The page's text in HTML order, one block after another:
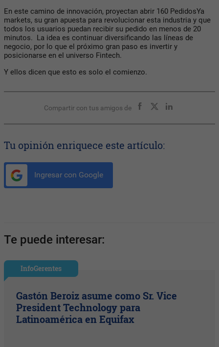
En este camino de innovación, proyectan abrir 160 PedidosYa
markets, su gran apuesta para revolucionar esta industria y que
todos los usuarios puedan recibir su pedido en menos de 20
minutos. La idea es continuar diversificando las líneas de
negocio, por lo que el próximo gran paso es invertir y
posicionarse en el universo Fintech.
Y ellos dicen que esto es solo el comienzo.
Compartir con tus amigos de
Tu opinión enriquece este artículo:
Ingresar con Google
Te puede interesar:
InfoGerentes
Gastón Beroiz asume como Sr. Vice
President Technology para
Latinoamérica en Equifax